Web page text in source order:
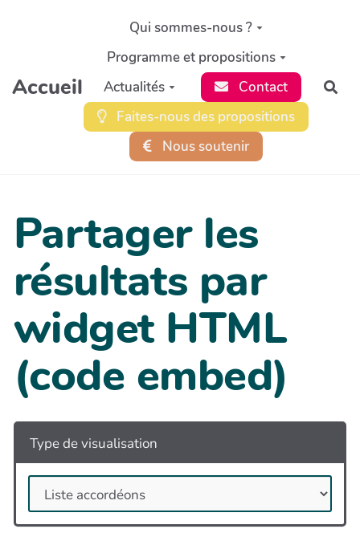
Aller au contenu principal
Accueil
Qui sommes-nous ?
Programme et propositions
Actualités
Contact
Faites-nous des propositions
Nous soutenir
Partager les
résultats par
widget HTML
(code embed)
Type de visualisation